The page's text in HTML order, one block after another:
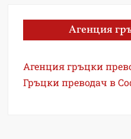
Агенция
Агенция гръцки
Гръцки преводач в